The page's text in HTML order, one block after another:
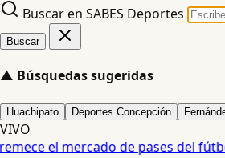
Buscar en SABES Deportes
Buscar
▲ Búsquedas sugeridas
Huachipato Deportes Concepción
VIVO
el mercado de pases del